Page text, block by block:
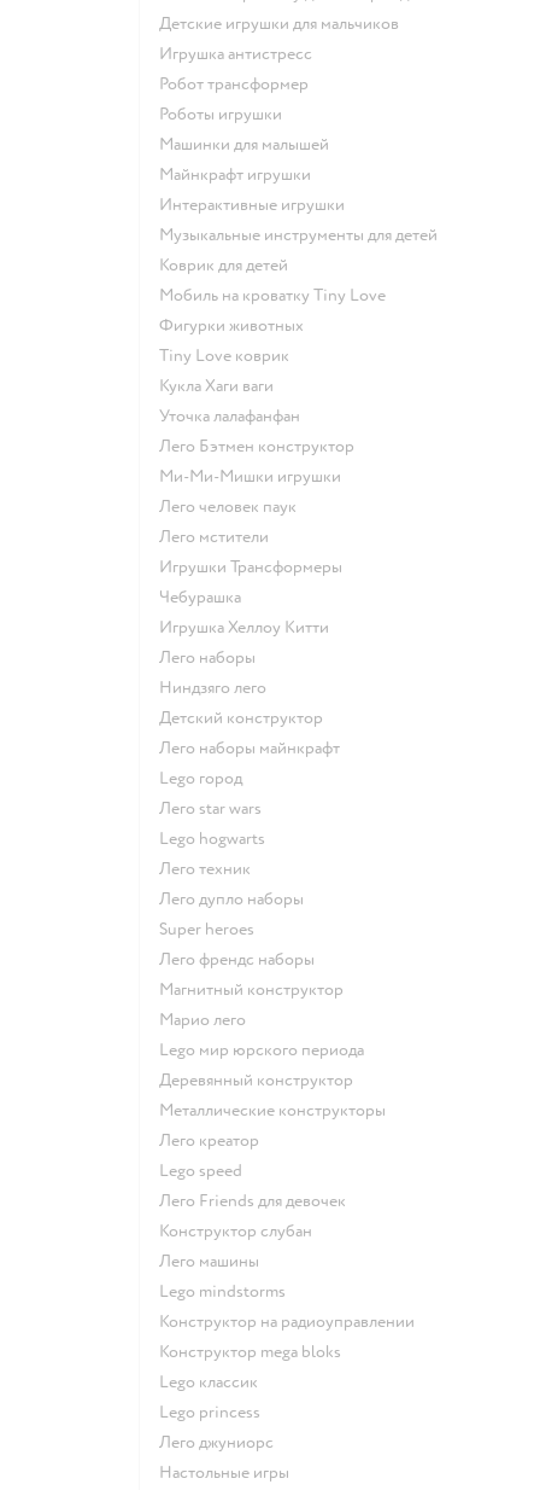
Детские игрушки для мальчиков
Игрушка антистресс
Робот трансформер
Роботы игрушки
Машинки для малышей
Майнкрафт игрушки
Интерактивные игрушки
Музыкальные инструменты для детей
Коврик для детей
Мобиль на кроватку Tiny Love
Фигурки животных
Tiny Love коврик
Кукла Хаги ваги
Уточка лалафанфан
Лего Бэтмен конструктор
Ми-Ми-Мишки игрушки
Лего человек паук
Лего мстители
Игрушки Трансформеры
Чебурашка
Игрушка Хеллоу Китти
Лего наборы
Ниндзяго лего
Детский конструктор
Лего наборы майнкрафт
Lego город
Лего star wars
Lego hogwarts
Лего техник
Лего дупло наборы
Super heroes
Лего френдс наборы
Магнитный конструктор
Марио лего
Lego мир юрского периода
Деревянный конструктор
Металлические конструкторы
Лего креатор
Lego speed
Лего Friends для девочек
Конструктор слубан
Лего машины
Lego mindstorms
Конструктор на радиоуправлении
Конструктор mega bloks
Lego классик
Lego princess
Лего джуниорс
Настольные игры